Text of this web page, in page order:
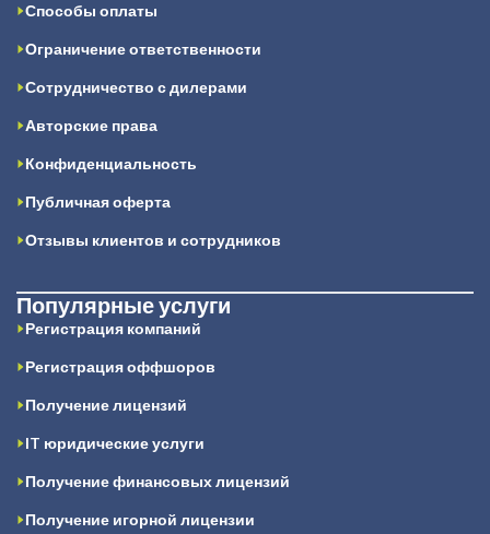
Способы оплаты
Ограничение ответственности
Сотрудничество с дилерами
Авторские права
Конфиденциальность
Публичная оферта
Отзывы клиентов и сотрудников
Популярные услуги
Регистрация компаний
Регистрация оффшоров
Получение лицензий
IT юридические услуги
Получение финансовых лицензий
Получение игорной лицензии